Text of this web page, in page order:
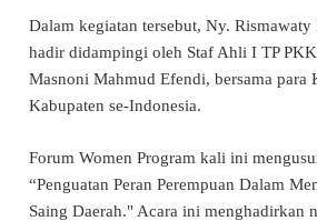
Dalam kegiatan tersebut, Ny. Rismawaty
hadir didampingi oleh Staf Ahli I TP
Masnoni Mahmud Efendi, bersama para
Kabupaten se-Indonesia.
Forum Women Program kali ini
“Penguatan Peran Perempuan Dalam
Saing Daerah." Acara ini menghadirkan